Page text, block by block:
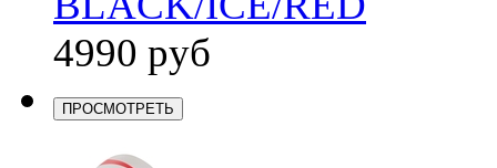
4990 руб
ПРОСМОТРЕТЬ